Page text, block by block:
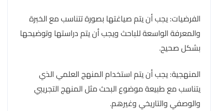
الفرضيات: يجب أن يتم صياغتها بصورة تتناسب مع الخبرة
والمعرفة الواسعة للباحث ويجب أن يتم دراستها وتوضيحها
بشكل صحيح.
المنهجية: يجب أن يتم استخدام المنهج العلمي الذي
يتناسب مع طبيعة موضوع البحث مثل المنهج التجريبي
والوصفي والتاريخي وغيرهم.